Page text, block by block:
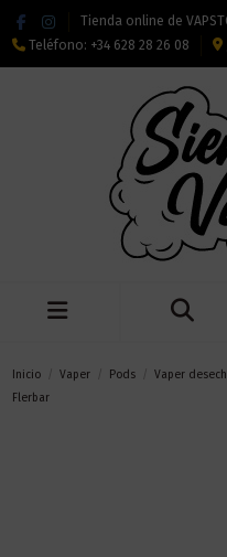
Tienda online de
Teléfono: +34 628 28 26 08
Inicio Vaper Pods Vaper
Flerbar